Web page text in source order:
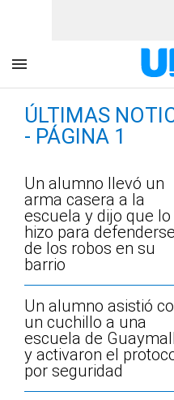
ÚLTIMAS
- PÁGINA 1
Un alumno llevó un
arma casera a la
escuela y dijo que lo
hizo para defenderse
de los robos en su
barrio
Un alumno asistió
un cuchillo a una
escuela de
y activaron el
por seguridad